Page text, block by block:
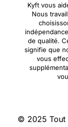
Kyft vous
Nous
de qualité.
signifie que
vous
© 2025 Tout